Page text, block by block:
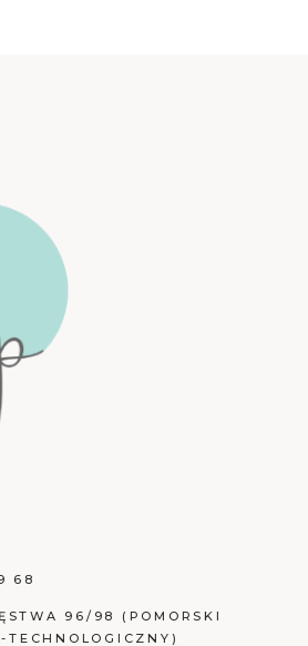
68
96/98 (POMORSKI
TECHNOLOGICZNY)